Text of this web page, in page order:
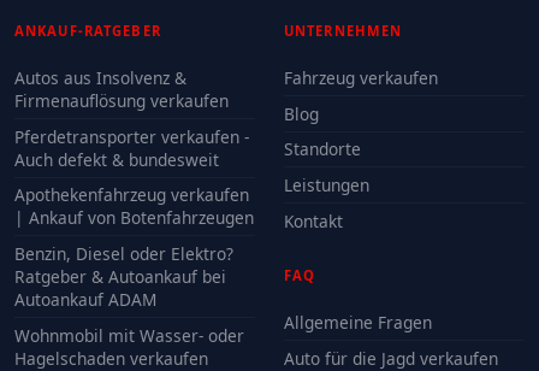
ANKAUF-RATGEBER
Autos aus Insolvenz &
Firmenauflösung verkaufen
Pferdetransporter verkaufen -
Auch defekt & bundesweit
Apothekenfahrzeug verkaufen
| Ankauf von Botenfahrzeugen
Benzin, Diesel oder Elektro?
Ratgeber & Autoankauf bei
Autoankauf ADAM
Wohnmobil mit Wasser- oder
Hagelschaden verkaufen
UNTERNEHMEN
Fahrzeug verkaufen
Blog
Standorte
Leistungen
Kontakt
FAQ
Allgemeine Fragen
Auto für die Jagd verkaufen